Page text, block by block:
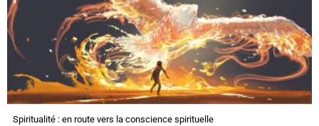
Spiritualité : en route vers la conscience spirituelle